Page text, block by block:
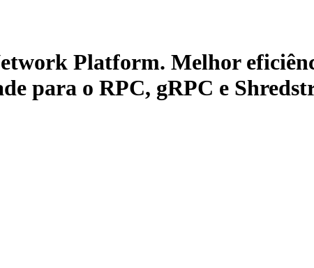
Platform. Melhor
para o RPC, gRPC e